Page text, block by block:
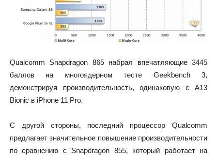
Qualcomm Snapdragon 865 набрал впечатляющие 3445
баллов на многоядерном тесте Geekbench 3,
демонстрируя производительность, одинаковую с A13
Bionic в iPhone 11 Pro.
С другой стороны, последний процессор Qualcomm
предлагает значительное повышение производительности
по сравнению с Snapdragon 855, который работает на